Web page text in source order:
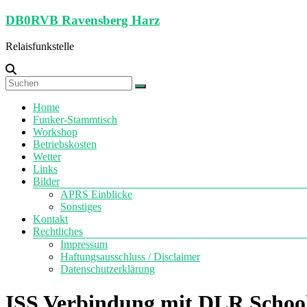
Zum
springen
DB0RVB Ravensberg Harz
Relaisfunkstelle
Menü
Home
Funker-Stammtisch
Workshop
Betriebskosten
Wetter
Links
Bilder
APRS Einblicke
Sonstiges
Kontakt
Rechtliches
Impressum
Haftungsausschluss / Disclaimer
Datenschutzerklärung